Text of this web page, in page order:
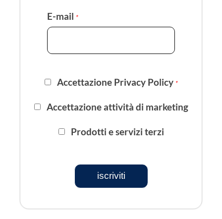
E-mail *
Accettazione Privacy Policy *
Accettazione attività di marketing
Prodotti e servizi terzi
iscriviti